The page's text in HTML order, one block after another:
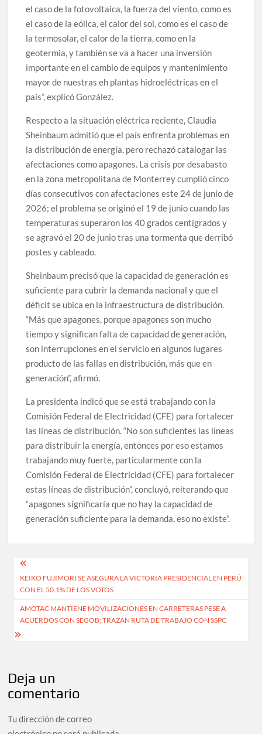
el caso de la fotovoltaica, la fuerza del viento, como es
el caso de la eólica, el calor del sol, como es el caso de
la termosolar, el calor de la tierra, como en la
geotermia, y también se va a hacer una inversión
importante en el cambio de equipos y mantenimiento
mayor de nuestras eh plantas hidroeléctricas en el
país”, explicó González.
Respecto a la situación eléctrica reciente, Claudia
Sheinbaum admitió que el país enfrenta problemas en
la distribución de energía, pero rechazó catalogar las
afectaciones como apagones. La crisis por desabasto
en la zona metropolitana de Monterrey cumplió cinco
días consecutivos con afectaciones este 24 de junio de
2026; el problema se originó el 19 de junio cuando las
temperaturas superaron los 40 grados centígrados y
se agravó el 20 de junio tras una tormenta que derribó
postes y cableado.
Sheinbaum precisó que la capacidad de generación es
suficiente para cubrir la demanda nacional y que el
déficit se ubica en la infraestructura de distribución.
“Más que apagones, porque apagones son mucho
tiempo y significan falta de capacidad de generación,
son interrupciones en el servicio en algunos lugares
producto de las fallas en distribución, más que en
generación”, afirmó.
La presidenta indicó que se está trabajando con la
Comisión Federal de Electricidad (CFE) para fortalecer
las líneas de distribución. “No son suficientes las líneas
para distribuir la energía, entonces por eso estamos
trabajando muy fuerte, particularmente con la
Comisión Federal de Electricidad (CFE) para fortalecer
estas líneas de distribución”, concluyó, reiterando que
“apagones significaría que no hay la capacidad de
generación suficiente para la demanda, eso no existe”.
Navegación
de
entradas
KEIKO FUJIMORI SE ASEGURA LA VICTORIA PRESIDENCIAL EN PERÚ
CON EL 50.1% DE LOS VOTOS
AMOTAC MANTIENE MOVILIZACIONES EN CARRETERAS PESE A
ACUERDOS CON SEGOB; TRAZAN RUTA DE TRABAJO CON SSPC
Deja un
comentario
Tu dirección de correo